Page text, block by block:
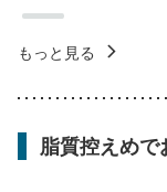
もっと見る
脂質控えめ